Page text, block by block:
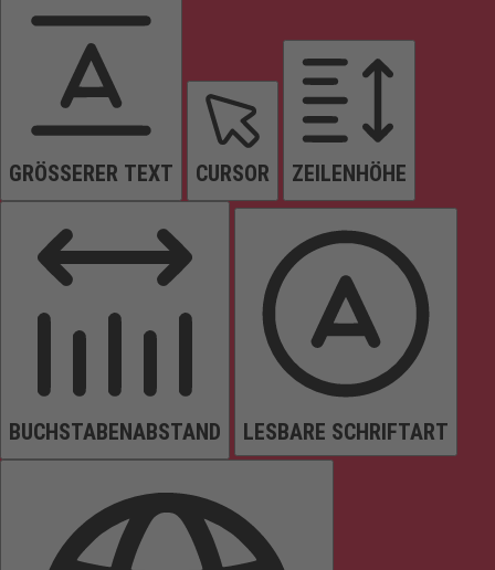
GRÖSSERER TEXT CURSOR ZEILENHÖHE
BUCHSTABENABSTAND LESBARE SCHRIFTART